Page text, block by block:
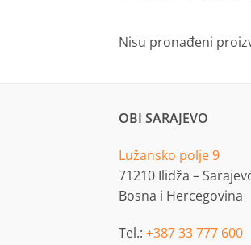
Nisu pronađeni
OBI SARAJEVO
Lužansko polje 9
71210 Ilidža –
Bosna i Hercegovina
Tel.: +387 33 777 600